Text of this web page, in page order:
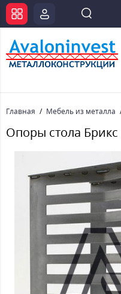
Главная Мебель из металла
Опоры стола Брикс